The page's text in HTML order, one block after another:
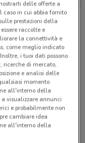
9.4 km
delle offerte a
caso in cui abbia fornito
prestazioni della
raccolte e
la connettività e
come meglio indicato
i tuoi dati possono
ricerche di mercato,
e analisi delle
momento
all'interno della
a visualizzare annunci
e probabilmente non
cambiare idea
all'interno della